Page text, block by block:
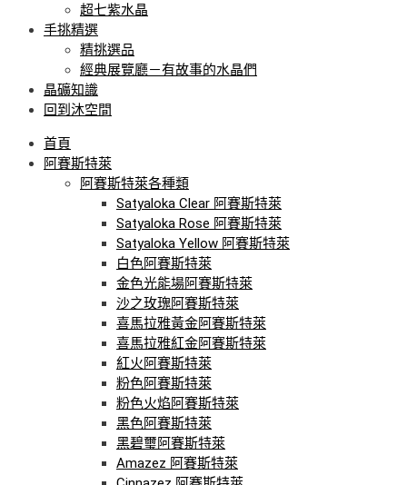
超七紫水晶
手挑精選
精挑選品
經典展覽廳－有故事的水晶們
晶礦知識
回到沐空間
首頁
阿賽斯特萊
阿賽斯特萊各種類
Satyaloka Clear 阿賽斯特萊
Satyaloka Rose 阿賽斯特萊
Satyaloka Yellow 阿賽斯特萊
白色阿賽斯特萊
金色光能場阿賽斯特萊
沙之玫瑰阿賽斯特萊
喜馬拉雅黃金阿賽斯特萊
喜馬拉雅紅金阿賽斯特萊
紅火阿賽斯特萊
粉色阿賽斯特萊
粉色火焰阿賽斯特萊
黑色阿賽斯特萊
黑碧璽阿賽斯特萊
Amazez 阿賽斯特萊